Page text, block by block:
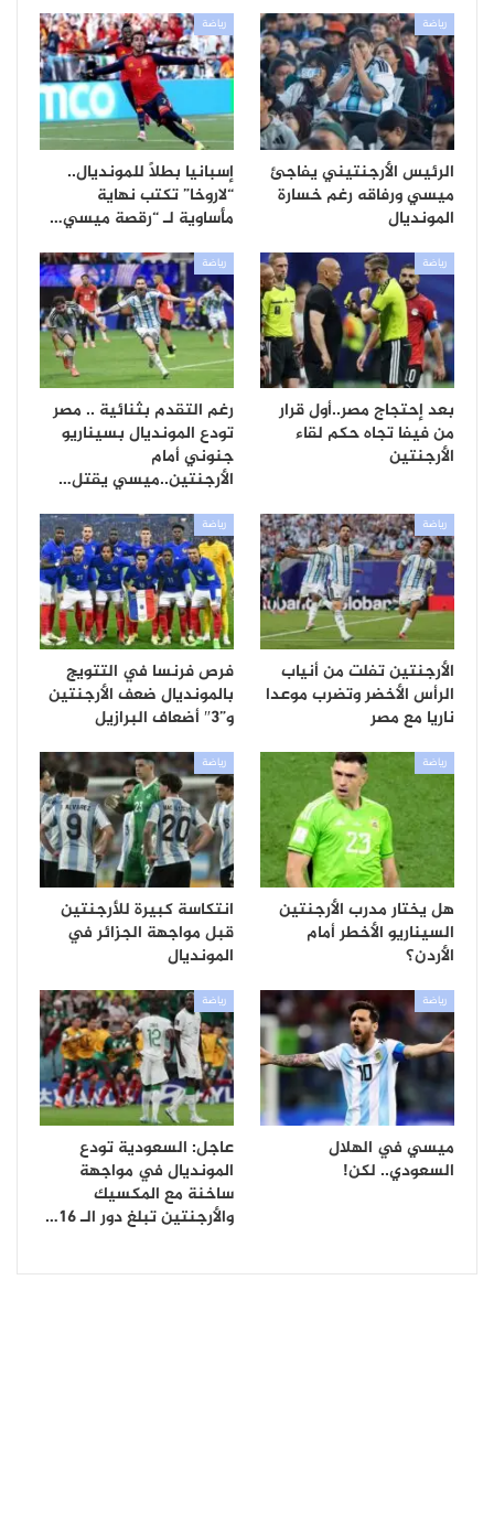
رياضة
الرئيس الأرجنتيني يفاجئ
ميسي ورفاقه رغم خسارة
المونديال
رياضة
إسبانيا بطلاً للمونديال..
“لاروخا” تكتب نهاية
مأساوية لـ “رقصة ميسي…
رياضة
بعد إحتجاج مصر..أول قرار
من فيفا تجاه حكم لقاء
الأرجنتين
رياضة
رغم التقدم بثنائية .. مصر
تودع المونديال بسيناريو
جنوني أمام
الأرجنتين..ميسي يقتل…
رياضة
الأرجنتين تفلت من أنياب
الرأس الأخضر وتضرب موعدا
ناريا مع مصر
رياضة
فرص فرنسا في التتويج
بالمونديال ضعف الأرجنتين
و”3″ أضعاف البرازيل
رياضة
هل يختار مدرب الأرجنتين
السيناريو الأخطر أمام
الأردن؟
رياضة
انتكاسة كبيرة للأرجنتين
قبل مواجهة الجزائر في
المونديال
رياضة
ميسي في الهلال
السعودي.. لكن!
رياضة
عاجل: السعودية تودع
المونديال في مواجهة
ساخنة مع المكسيك
والأرجنتين تبلغ دور الـ 16…